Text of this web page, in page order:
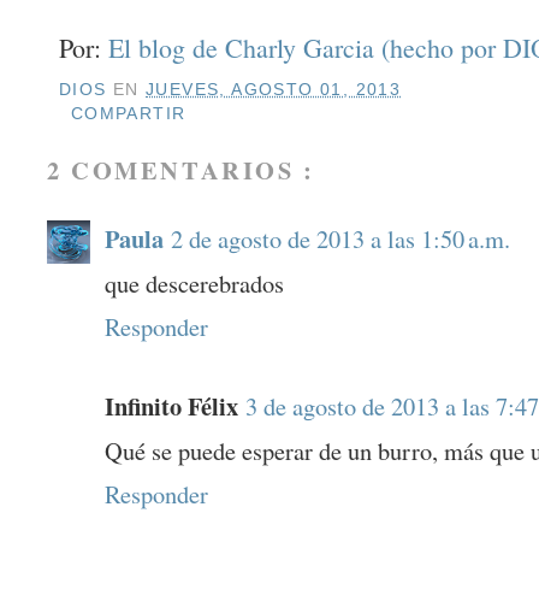
Por: El blog de Charly Garcia (hecho por
DIOS EN JUEVES, AGOSTO 01, 2013
COMPARTIR
2 COMENTARIOS :
Paula 2 de agosto de 2013 a las 1:50 a.m.
que descerebrados
Responder
Infinito Félix 3 de agosto de 2013 a las
Qué se puede esperar de un burro, más que
Responder